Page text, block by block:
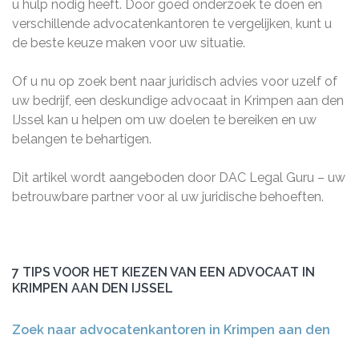
u hulp nodig heeft. Door goed onderzoek te doen en
verschillende advocatenkantoren te vergelijken, kunt u
de beste keuze maken voor uw situatie.
Of u nu op zoek bent naar juridisch advies voor uzelf of
uw bedrijf, een deskundige advocaat in Krimpen aan den
IJssel kan u helpen om uw doelen te bereiken en uw
belangen te behartigen.
Dit artikel wordt aangeboden door DAC Legal Guru – uw
betrouwbare partner voor al uw juridische behoeften.
7 TIPS VOOR HET KIEZEN VAN EEN ADVOCAAT IN
KRIMPEN AAN DEN IJSSEL
Zoek naar advocatenkantoren in Krimpen aan den